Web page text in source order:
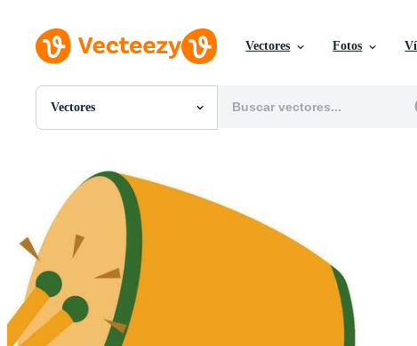
Vectores Fotos
Vectores
Todas Imágenes
PNGs
PSDs
Vectores
Videos
Gráficos en Movimiento
Imágenes Editoriales
Eventos Editoriales